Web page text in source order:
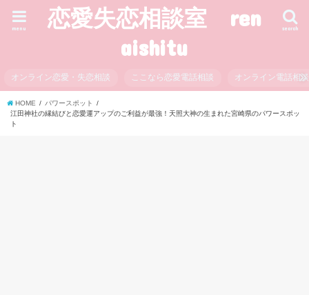
恋愛失恋相談室 ren
aishitu
search
menu
オンライン恋愛・失恋相談 ここなら恋愛電話相談 オンライン電話相
HOME
パワースポット
江田神社の縁結びと恋愛運アップのご利益が最強！天照大神の生まれた宮崎県のパワースポッ
ト